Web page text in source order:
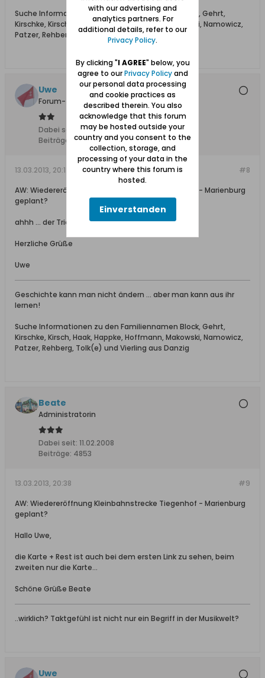
Suche Informationen zu den Familiennamen Block, Gehrt,
Kirschke, Kirsch, Haak, Happke, Hoffmann, Makowski, Namowicz,
Patzer, Rehberg, Tolk(e) und Vierling aus Danzig
Uwe
Forum-Teilnehmer
Dabei seit:
10.08.2008
Beiträge:
1962
#8
13.03.2013, 20:17
AW: Wiedereröffnung Kleinbahnstrecke Tiegenhof - Marienburg
geplant?
ahhh ... der Trick! Hiernun die Karte.
Herzliche Grüße
Uwe
Geschichte kann man nicht ändern ... aber man kann aus ihr
lernen!
Suche Informationen zu den Familiennamen Block, Gehrt,
Kirschke, Kirsch, Haak, Happke, Hoffmann, Makowski, Namowicz,
Patzer, Rehberg, Tolk(e) und Vierling aus Danzig
Beate
Administratorin
Dabei seit: 11.02.2008
Beiträge: 4853
#9
13.03.2013, 20:38
AW: Wiedereröffnung Kleinbahnstrecke Tiegenhof - Marienburg
geplant?
Hallo Uwe,
die Karte + Rest ist auch bei dem ersten Link zu sehen, beim
zweiten nur die Karte...
Schöne Grüße Beate
..wirklich? Taktgefühl ist nicht nur ein Begriff in der Musikwelt?
Uwe
with our advertising and
analytics partners. For
additional details, refer to our
Privacy Policy.
By clicking "I AGREE" below, you
agree to ourPrivacy Policyand
our personal data processing
and cookie practices as
described therein. You also
acknowledge that this forum
may be hosted outside your
country and you consent to the
collection, storage, and
processing of your data in the
country where this forum is
hosted.
Einverstanden